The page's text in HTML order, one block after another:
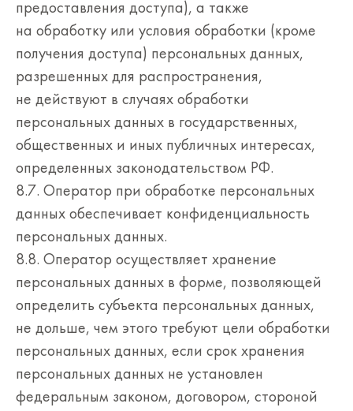
предоставления доступа), а также
на обработку или условия обработки (кроме
получения доступа) персональных данных,
разрешенных для распространения,
не действуют в случаях обработки
персональных данных в государственных,
общественных и иных публичных интересах,
определенных законодательством РФ.
8.7. Оператор при обработке персональных
данных обеспечивает конфиденциальность
персональных данных.
8.8. Оператор осуществляет хранение
персональных данных в форме, позволяющей
определить субъекта персональных данных,
не дольше, чем этого требуют цели обработки
персональных данных, если срок хранения
персональных данных не установлен
федеральным законом, договором, стороной